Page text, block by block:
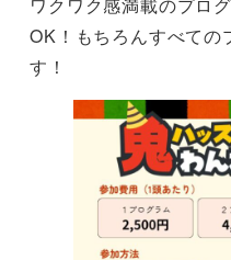
ワクワク感満載のプロ
OK！もちろんすべての
す！